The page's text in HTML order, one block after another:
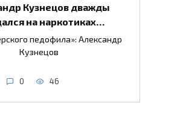
Кузнецов дважды
на наркотиках…
педофила»: Александр
Кузнецов
0 46